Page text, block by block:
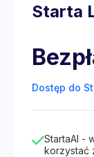
Starta
Dostęp do
StartaAI -
korzystać